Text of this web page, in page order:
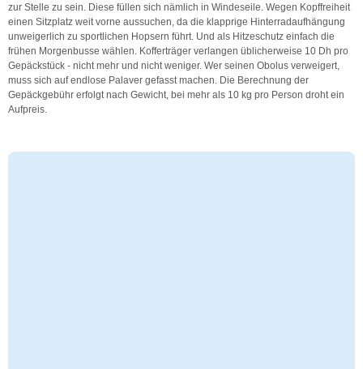
zur Stelle zu sein. Diese füllen sich nämlich in Windeseile. Wegen Kopffreiheit
einen Sitzplatz weit vorne aussuchen, da die klapprige Hinterradaufhängung
unweigerlich zu sportlichen Hopsern führt. Und als Hitzeschutz einfach die
frühen Morgenbusse wählen. Kofferträger verlangen üblicherweise 10 Dh pro
Gepäckstück - nicht mehr und nicht weniger. Wer seinen Obolus verweigert,
muss sich auf endlose Palaver gefasst machen. Die Berechnung der
Gepäckgebühr erfolgt nach Gewicht, bei mehr als 10 kg pro Person droht ein
Aufpreis.